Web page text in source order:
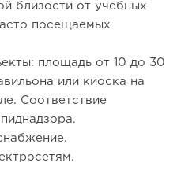
близости от учебных
посещаемых
площадь от 10 до 30
или киоска на
Соответствие